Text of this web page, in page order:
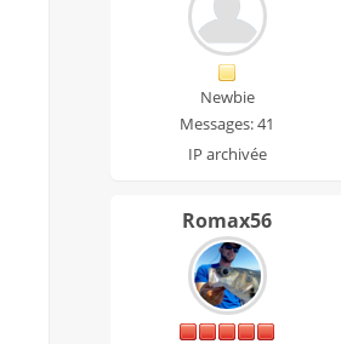
Newbie
Messages: 41
IP archivée
Romax56